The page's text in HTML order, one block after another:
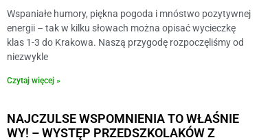
Wspaniałe humory, piękna pogoda i mnóstwo pozytywnej
energii – tak w kilku słowach można opisać wycieczkę
klas 1-3 do Krakowa. Naszą przygodę rozpoczęliśmy od
niezwykle
Czytaj więcej »
NAJCZULSE WSPOMNIENIA TO WŁAŚNIE
WY! – WYSTĘP PRZEDSZKOLAKÓW Z